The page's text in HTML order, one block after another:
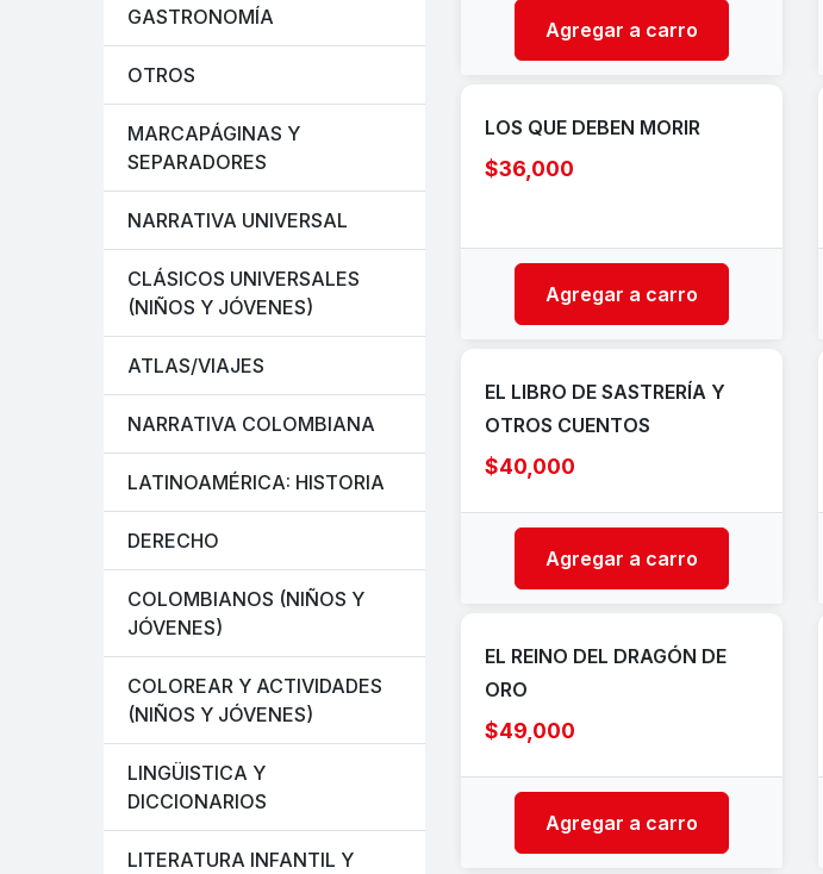
GASTRONOMÍA
OTROS
MARCAPÁGINAS Y
SEPARADORES
NARRATIVA UNIVERSAL
CLÁSICOS UNIVERSALES
(NIÑOS Y JÓVENES)
ATLAS/VIAJES
NARRATIVA COLOMBIANA
LATINOAMÉRICA: HISTORIA
DERECHO
COLOMBIANOS (NIÑOS Y
JÓVENES)
COLOREAR Y ACTIVIDADES
(NIÑOS Y JÓVENES)
LINGÜISTICA Y
DICCIONARIOS
LITERATURA INFANTIL Y
Agregar a carro
LOS QUE DEBEN MORIR
$36,000
Agregar a carro
EL LIBRO DE SASTRERÍA Y
OTROS CUENTOS
$40,000
Agregar a carro
EL REINO DEL DRAGÓN DE
ORO
$49,000
Agregar a carro